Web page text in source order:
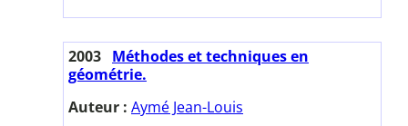
2003 Méthodes et techniques en
géométrie.
Auteur : Aymé Jean-Louis